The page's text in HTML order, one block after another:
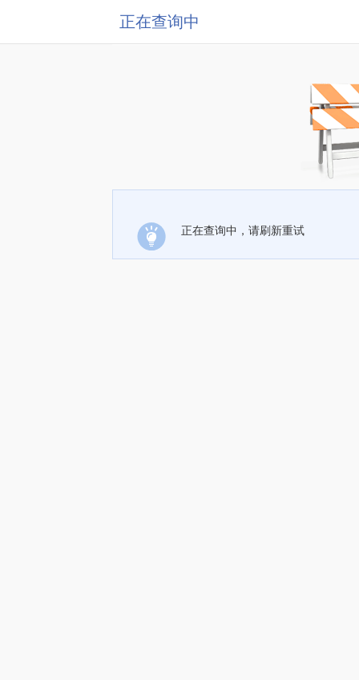
正在查询中
正在查询中，请刷新重试